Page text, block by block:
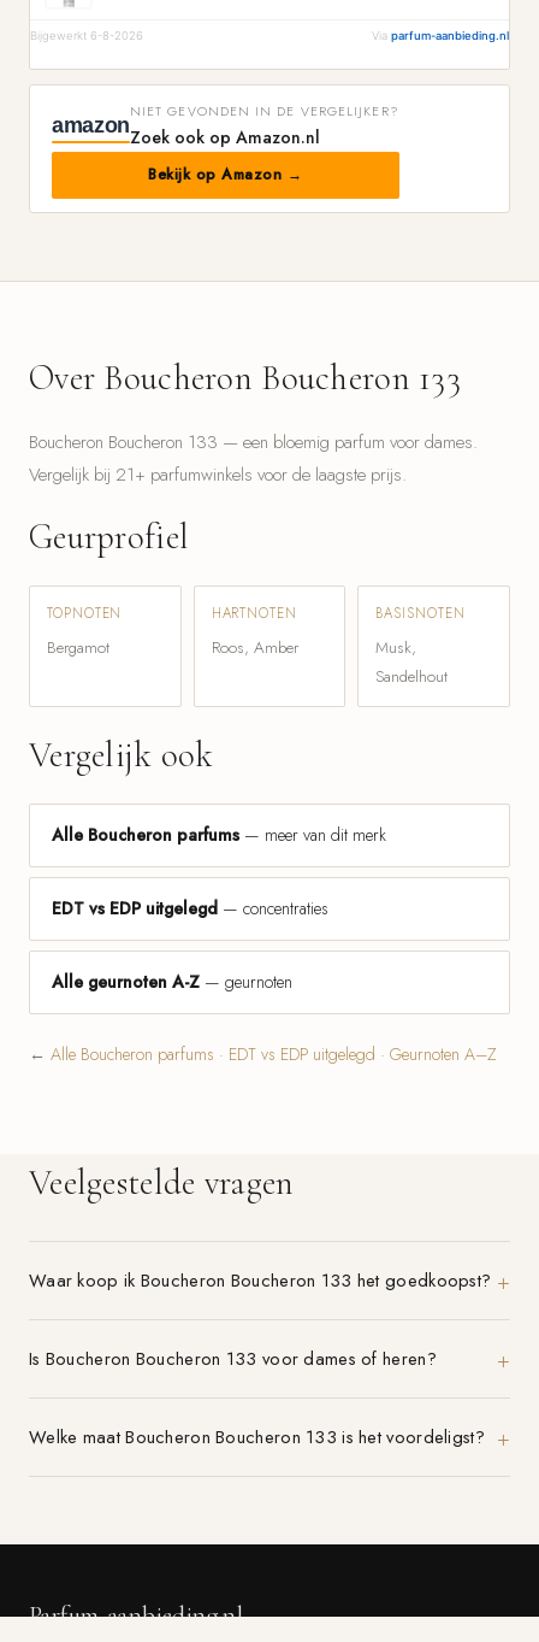
Bijgewerkt 6-8-2026 Via parfum-aanbieding.nl
amazon
NIET GEVONDEN IN DE VERGELIJKER?
Zoek ook op Amazon.nl
Bekijk op Amazon →
Over Boucheron Boucheron 133
Boucheron Boucheron 133 — een bloemig parfum voor dames.
Vergelijk bij 21+ parfumwinkels voor de laagste prijs.
Geurprofiel
TOPNOTEN
Bergamot
HARTNOTEN
Roos, Amber
BASISNOTEN
Musk,
Sandelhout
Vergelijk ook
Alle Boucheron parfums — meer van dit merk
EDT vs EDP uitgelegd — concentraties
Alle geurnoten A-Z — geurnoten
← Alle Boucheron parfums · EDT vs EDP uitgelegd · Geurnoten A–Z
Veelgestelde vragen
Waar koop ik Boucheron Boucheron 133 het goedkoopst?
Is Boucheron Boucheron 133 voor dames of heren?
Welke maat Boucheron Boucheron 133 is het voordeligst?
Parfum-aanbieding.nl